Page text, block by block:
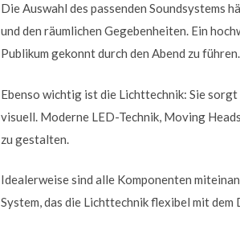
Die Auswahl des passenden Soundsystems
und den räumlichen Gegebenheiten. Ein
Publikum gekonnt durch den Abend zu führen.
Ebenso wichtig ist die Lichttechnik: Sie
visuell. Moderne LED-Technik, Moving
zu gestalten.
Idealerweise sind alle Komponenten
System, das die Lichttechnik flexibel mit